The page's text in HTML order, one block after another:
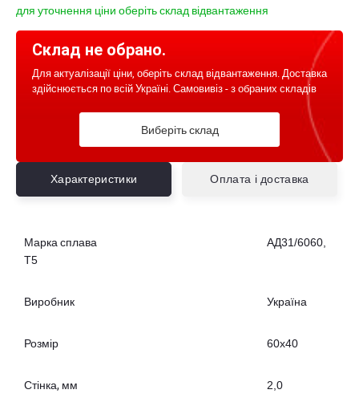
для уточнення ціни оберіть склад відвантаження
Склад не обрано.
Для актуалізації ціни, оберіть склад відвантаження. Доставка
здійснюється по всій Україні. Самовивіз - з обраних складів
Виберіть склад
Характеристики Оплата і доставка
Марка сплава
АД31/6060,
Т5
Виробник Україна
Розмір 60х40
Стінка, мм 2,0